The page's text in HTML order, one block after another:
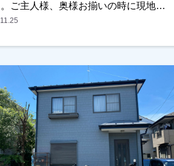
。ご主人様、奥様お揃いの時に現地調
いまして、気にされているところ
ていただきました。特に奥様が壁の
だわりをお持ちで、何パターンかの
ーシミュレーションを作成し、お持ち
ていただきました。その中のひとつが
ージ通りとの事と、お見積りも予算内
っていて、他社より良かったとの事で
いただきました。仕上がりをご覧に